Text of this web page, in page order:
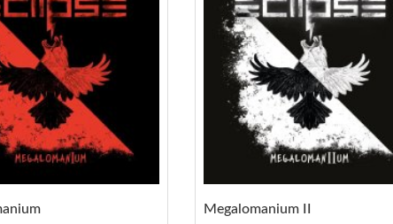
Megalomanium II